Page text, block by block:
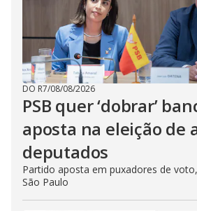
DO R7/08/08/2026
PSB quer ‘dobrar’
aposta na eleição de
deputados
Partido aposta em puxadores de
São Paulo